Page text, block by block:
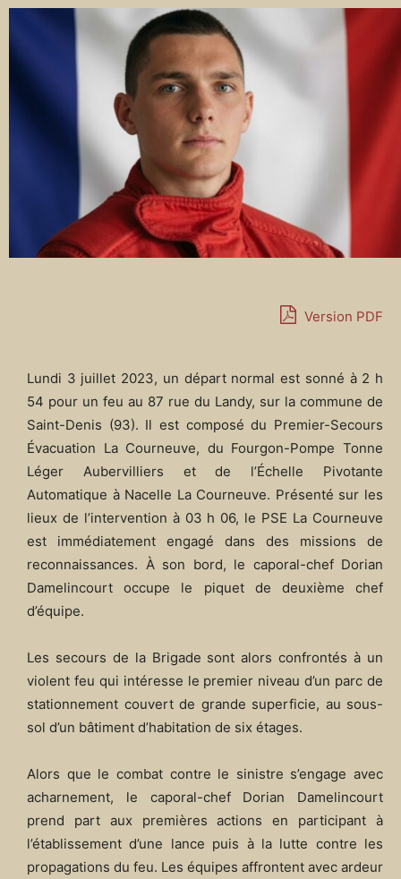
Version PDF
Lundi 3 juillet 2023, un départ normal est sonné à 2 h
54 pour un feu au 87 rue du Landy, sur la commune de
Saint-Denis (93). Il est composé du Premier-Secours
Évacuation La Courneuve, du Fourgon-Pompe Tonne
Léger Aubervilliers et de l’Échelle Pivotante
Automatique à Nacelle La Courneuve. Présenté sur les
lieux de l’intervention à 03 h 06, le PSE La Courneuve
est immédiatement engagé dans des missions de
reconnaissances. À son bord, le caporal-chef Dorian
Damelincourt occupe le piquet de deuxième chef
d’équipe.
Les secours de la Brigade sont alors confrontés à un
violent feu qui intéresse le premier niveau d’un parc de
stationnement couvert de grande superficie, au sous-
sol d’un bâtiment d’habitation de six étages.
Alors que le combat contre le sinistre s’engage avec
acharnement, le caporal-chef Dorian Damelincourt
prend part aux premières actions en participant à
l’établissement d’une lance puis à la lutte contre les
propagations du feu. Les équipes affrontent avec ardeur